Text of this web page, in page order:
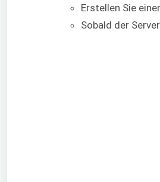
Erstellen Sie
Sobald der